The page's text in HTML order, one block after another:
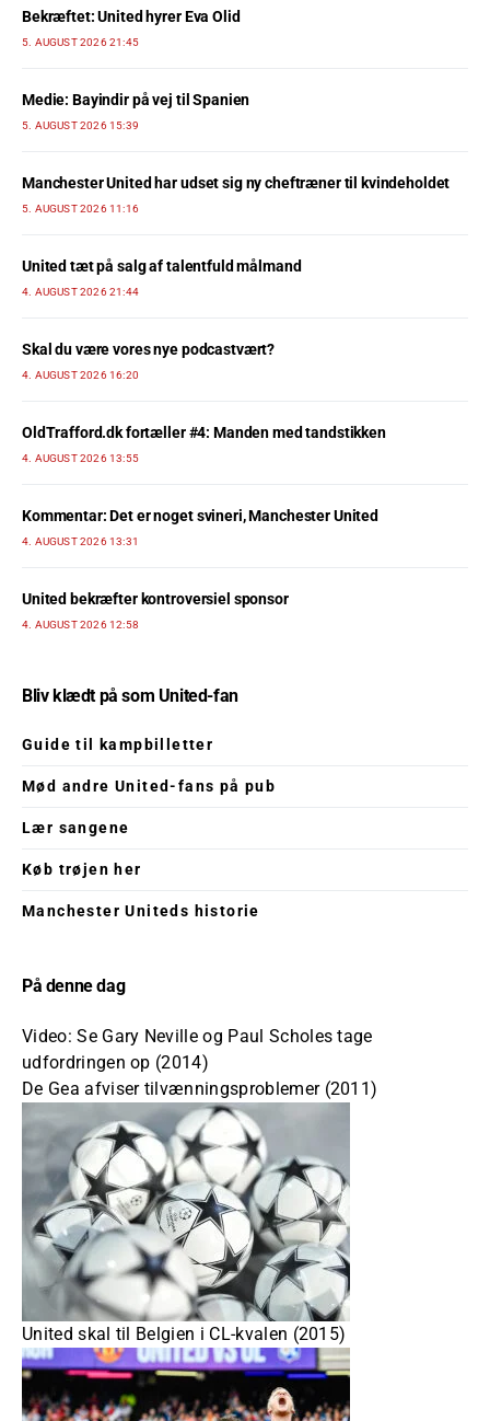
Bekræftet: United hyrer Eva Olid
5. AUGUST 2026 21:45
Medie: Bayindir på vej til Spanien
5. AUGUST 2026 15:39
Manchester United har udset sig ny cheftræner til kvindeholdet
5. AUGUST 2026 11:16
United tæt på salg af talentfuld målmand
4. AUGUST 2026 21:44
Skal du være vores nye podcastvært?
4. AUGUST 2026 16:20
OldTrafford.dk fortæller #4: Manden med tandstikken
4. AUGUST 2026 13:55
Kommentar: Det er noget svineri, Manchester United
4. AUGUST 2026 13:31
United bekræfter kontroversiel sponsor
4. AUGUST 2026 12:58
Bliv klædt på som United-fan
Guide til kampbilletter
Mød andre United-fans på pub
Lær sangene
Køb trøjen her
Manchester Uniteds historie
På denne dag
Video: Se Gary Neville og Paul Scholes tage
udfordringen op (2014)
De Gea afviser tilvænningsproblemer (2011)
United skal til Belgien i CL-kvalen (2015)